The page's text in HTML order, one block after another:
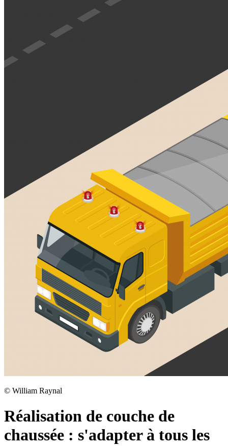
© William Raynal
Réalisation de couche de
chaussée : s'adapter à tous les